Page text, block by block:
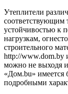
Утеплители
соответствующим
устойчивостью к
нагрузкам,
строительного
http://www.dom.by
можно не выходя
«Дом.bu» имеется
подробными